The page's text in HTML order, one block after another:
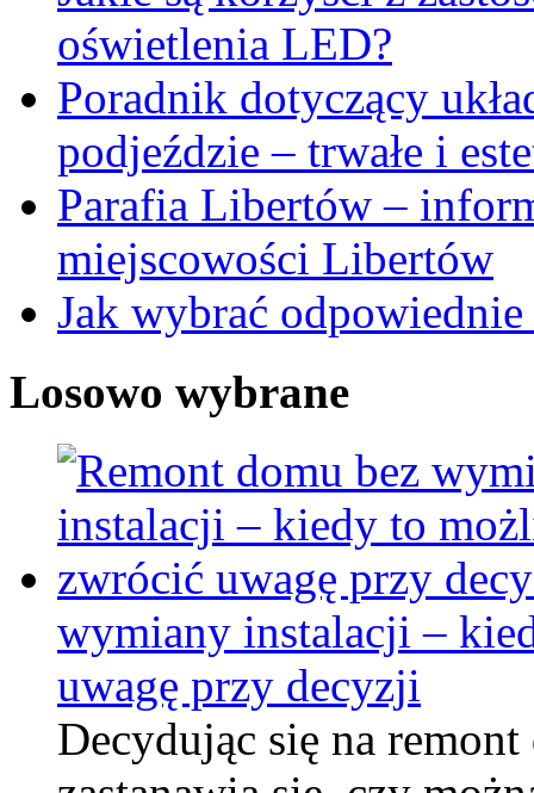
oświetlenia LED?
Poradnik dotyczący
podjeździe – trwałe i
Parafia Libertów –
miejscowości Libertów
Jak wybrać
Losowo wybrane
wymiany instalacji –
uwagę przy decyzji
Decydując się na